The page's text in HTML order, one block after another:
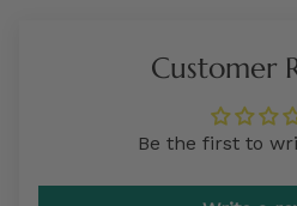
Customer
Be the first to